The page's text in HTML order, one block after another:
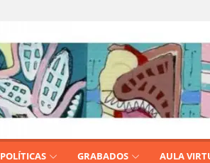
POLÍTICAS GRABADOS AULA